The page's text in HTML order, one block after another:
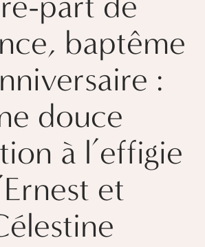
baptême
:
douce
à l’effigie
et